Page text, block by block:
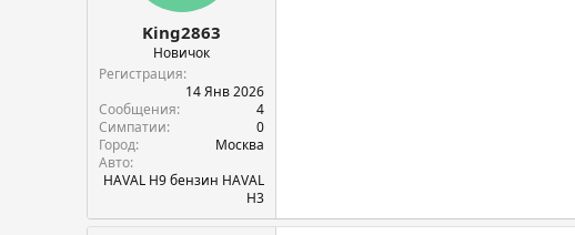
а
л
а
King2863
Новичок
Регистрация
14 Янв 2026
Сообщения
4
Симпатии
0
Город
Москва
Авто
HAVAL H9 бензин HAVAL
H3